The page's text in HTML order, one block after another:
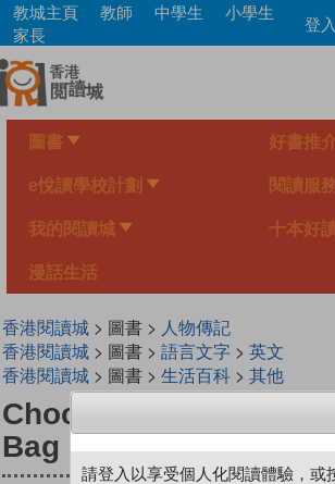
Skip
main
content
教城主頁 教師 中學生
小學生
家長
登
圖書 好書推
e悅讀學校計劃 閱讀服
我的閱讀城 十本好
漫話生活
香港閱讀城> 圖書 > 人物傳記
香港閱讀城> 圖書 > 語言文字> 英文
香港閱讀城> 圖書 > 生活百科> 其他
Chocolate's Brown
Bag
請登入以享受個人化閱讀體驗，或